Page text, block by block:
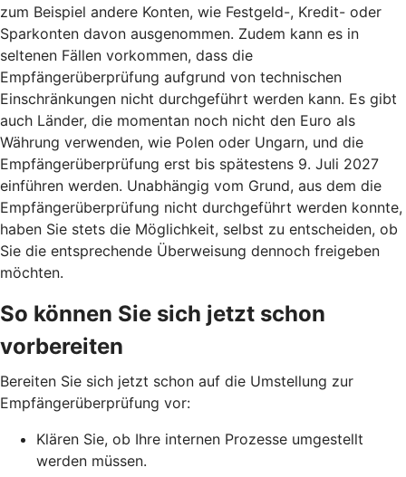
zum Beispiel andere Konten, wie Festgeld-, Kredit- oder
Sparkonten davon ausgenommen. Zudem kann es in
seltenen Fällen vorkommen, dass die
Empfängerüberprüfung aufgrund von technischen
Einschränkungen nicht durchgeführt werden kann. Es gibt
auch Länder, die momentan noch nicht den Euro als
Währung verwenden, wie Polen oder Ungarn, und die
Empfängerüberprüfung erst bis spätestens 9. Juli 2027
einführen werden. Unabhängig vom Grund, aus dem die
Empfängerüberprüfung nicht durchgeführt werden konnte,
haben Sie stets die Möglichkeit, selbst zu entscheiden, ob
Sie die entsprechende Überweisung dennoch freigeben
möchten.
So können Sie sich jetzt schon
vorbereiten
Bereiten Sie sich jetzt schon auf die Umstellung zur
Empfängerüberprüfung vor:
Klären Sie, ob Ihre internen Prozesse umgestellt
werden müssen.